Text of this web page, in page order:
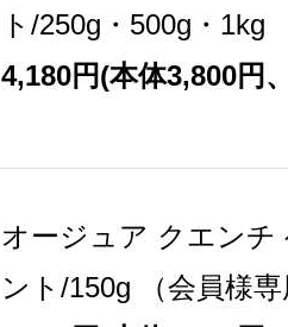
ト/250g・500g・1kg
4,180円(本体3,800円
オージュア クエンチ
ント/150g （会員様